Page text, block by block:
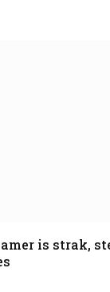
is strak,